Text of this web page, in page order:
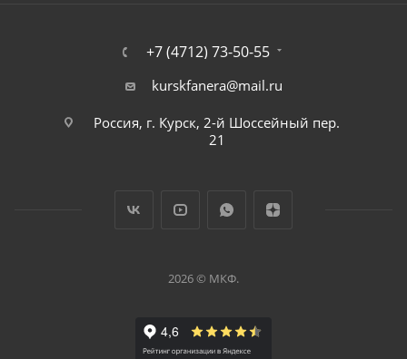
+7 (4712) 73-50-55
kurskfanera@mail.ru
Россия, г. Курск, 2-й Шоссейный пер.
21
2026 © МКФ.